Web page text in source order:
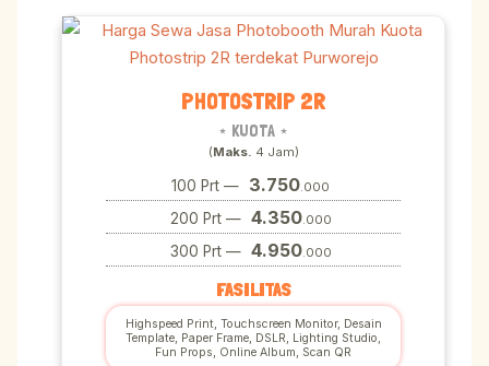
PHOTOSTRIP 2R
⋆ KUOTA ⋆
(Maks. 4 Jam)
100 Prt — 3.750 .000
200 Prt — 4.350.000
300 Prt — 4.950.000
FASILITAS
Highspeed Print, Touchscreen Monitor, Desain
Template, Paper Frame, DSLR, Lighting Studio,
Fun Props, Online Album, Scan QR